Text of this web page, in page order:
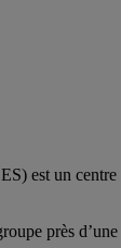
est un
près d’une